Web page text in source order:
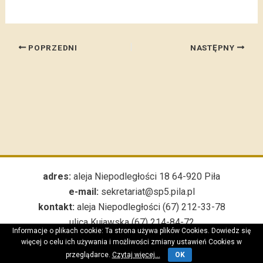
POPRZEDNI NASTĘPNY
adres: aleja Niepodległości 18 64-920 Piła
e-mail: sekretariat@sp5.pila.pl
kontakt: aleja Niepodległości (67) 212-33-78
ulica Kujawska (67) 214-84-72
***
Informacje o plikach cookie: Ta strona używa plików Cookies. Dowiedz się
więcej o celu ich używania i możliwości zmiany ustawień Cookies w
przeglądarce. Czytaj więcej... OK